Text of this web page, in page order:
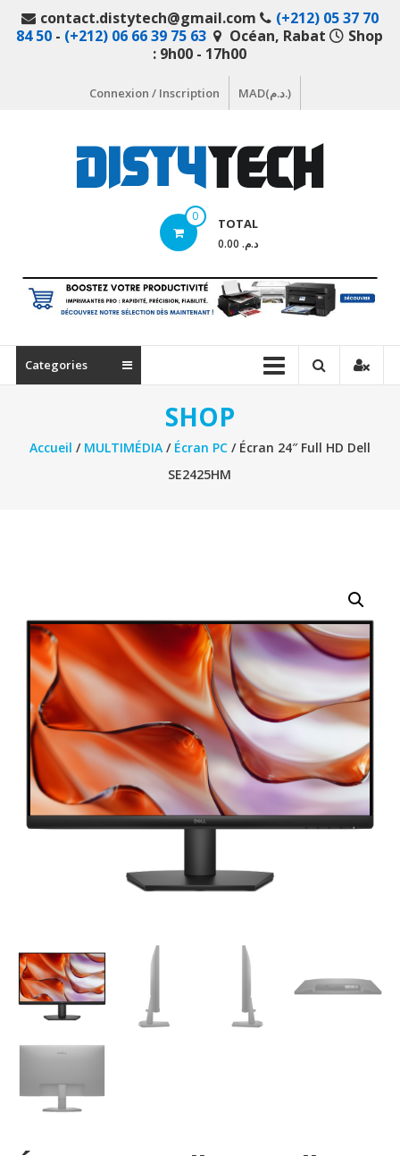
contact.distytech@gmail.com
(+212) 05 37 70
84 50 - (+212) 06 66 39 75 63 Océan, Rabat
Shop
: 9h00 - 17h00
Connexion / Inscription MAD(د.م.)
en
ligne
matériel
informatique
0 TOTAL
د.م. 0.00
Categories
SHOP
Accueil / MULTIMÉDIA/ Écran PC/ Écran 24″ Full HD Dell
SE2425HM